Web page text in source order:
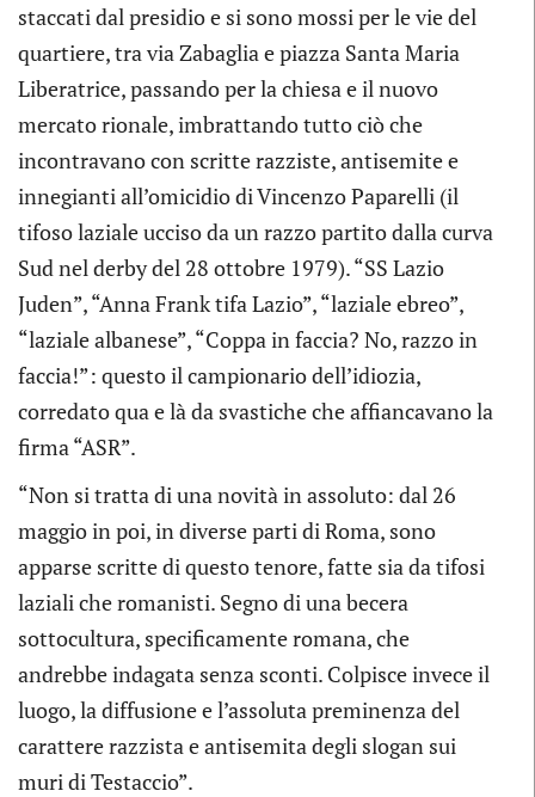
staccati dal presidio e si sono mossi per le vie del
quartiere, tra via Zabaglia e piazza Santa Maria
Liberatrice, passando per la chiesa e il nuovo
mercato rionale, imbrattando tutto ciò che
incontravano con scritte razziste, antisemite e
innegianti all’omicidio di Vincenzo Paparelli (il
tifoso laziale ucciso da un razzo partito dalla curva
Sud nel derby del 28 ottobre 1979). “SS Lazio
Juden”, “Anna Frank tifa Lazio”, “laziale ebreo”,
“laziale albanese”, “Coppa in faccia? No, razzo in
faccia!”: questo il campionario dell’idiozia,
corredato qua e là da svastiche che affiancavano la
firma “ASR”.
“Non si tratta di una novità in assoluto: dal 26
maggio in poi, in diverse parti di Roma, sono
apparse scritte di questo tenore, fatte sia da tifosi
laziali che romanisti. Segno di una becera
sottocultura, specificamente romana, che
andrebbe indagata senza sconti. Colpisce invece il
luogo, la diffusione e l’assoluta preminenza del
carattere razzista e antisemita degli slogan sui
muri di Testaccio”.